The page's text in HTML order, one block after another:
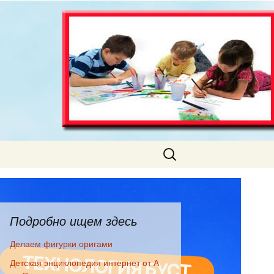
Найти:
Подробно ищем здесь
Делаем фигурки оригами
Детская энциклопедия интернет от А